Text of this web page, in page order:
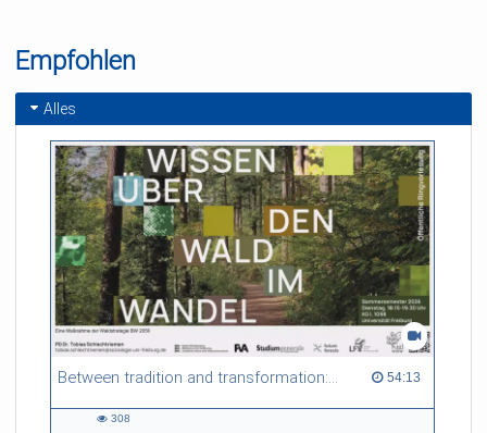
Empfohlen
Alles
Between tradition and transformation: how owners, advisers and institutions co-create knowledge for resilient forests in Europe 54:13
54:13 duration
308